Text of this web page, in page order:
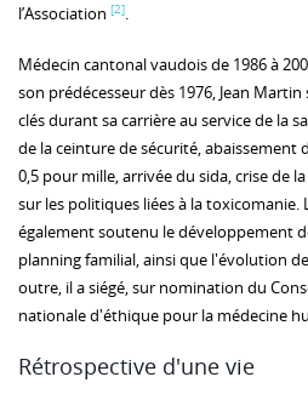
l’Association [2].
Médecin cantonal vaudois de 1986 à
son prédécesseur dès 1976, Jean
clés durant sa carrière au service de la
de la ceinture de sécurité, abaissement
0,5 pour mille, arrivée du sida, crise de
sur les politiques liées à la toxicomanie.
également soutenu le développement
planning familial, ainsi que l'évolution
outre, il a siégé, sur nomination du
nationale d'éthique pour la médecine
Rétrospective d'une vie